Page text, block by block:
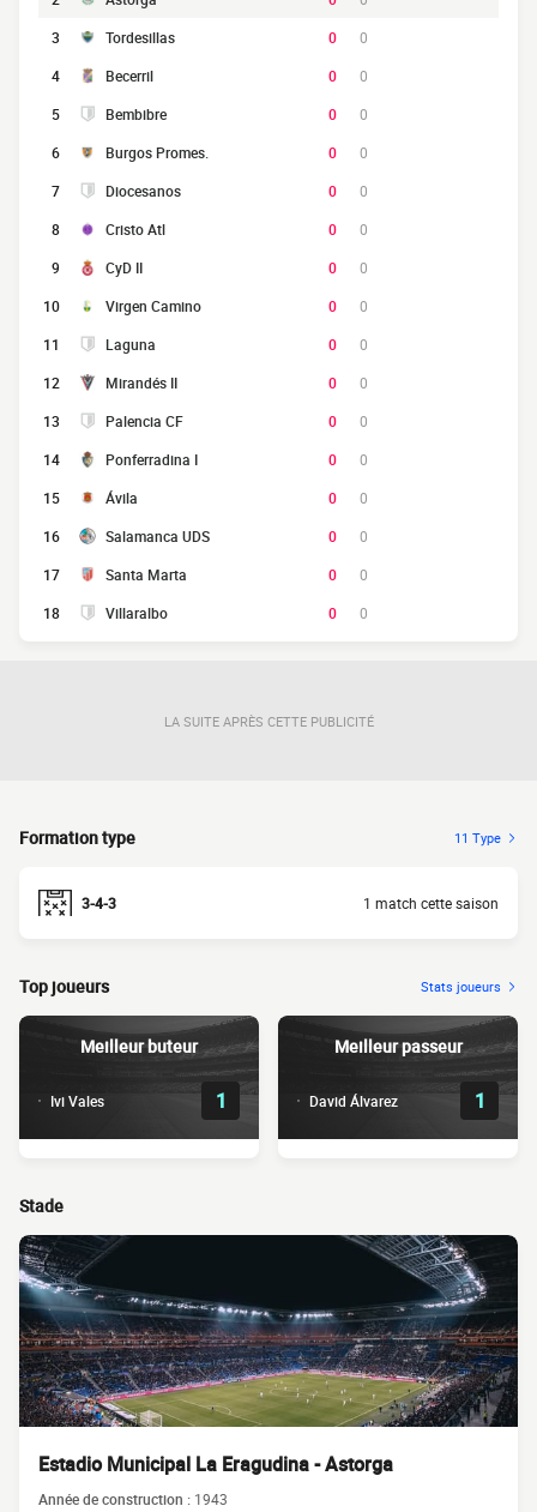
3
Tordesillas 0
0
4
Becerril 0
0
5
Bembibre 0
0
6
Burgos Promes. 0
0
7
Diocesanos 0
0
8
Cristo Atl 0
0
9
CyD II 0
0
10
Virgen Camino 0
0
11
Laguna 0
0
12
Mirandés II 0
0
13
Palencia CF 0
0
14
Ponferradina I 0
0
15
Ávila 0
0
16
Salamanca UDS 0
0
17
Santa Marta 0
0
18
Villaralbo 0 0
LA SUITE APRÈS CETTE PUBLICITÉ
Formation type 11 Type
3-4-3 1 match cette saison
Top joueurs Stats joueurs
Meilleur buteur
Ivi Vales 1
Meilleur passeur
David Álvarez 1
Stade
Estadio Municipal La Eragudina - Astorga
Année de construction : 1943